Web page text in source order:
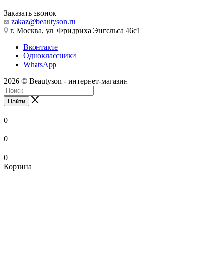
Заказать звонок
zakaz@beautyson.ru
г. Москва, ул. Фридриха Энгельса 46с1
Вконтакте
Одноклассники
WhatsApp
2026 © Beautyson - интернет-магазин
Найти
0
0
0
Корзина